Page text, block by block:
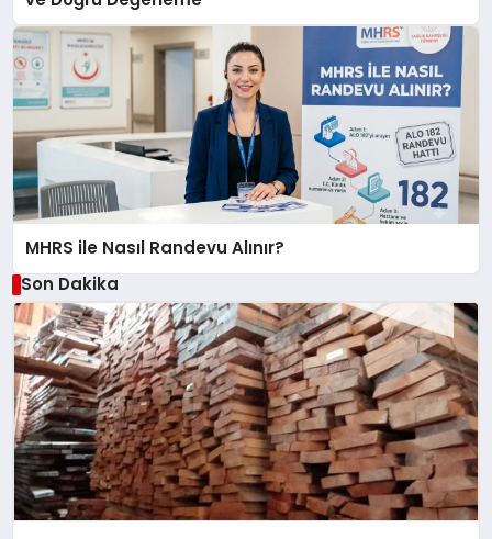
MHRS ile Nasıl Randevu Alınır?
Son Dakika